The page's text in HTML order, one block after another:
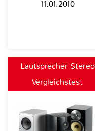
11.01.2010
Lautsprecher Stereo
Vergleichstest